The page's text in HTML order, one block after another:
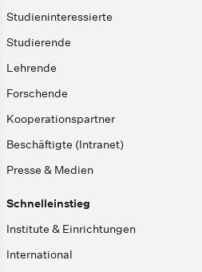
Studieninteressierte
Studierende
Lehrende
Forschende
Kooperationspartner
Beschäftigte (Intranet)
Presse & Medien
Schnelleinstieg
Institute & Einrichtungen
International